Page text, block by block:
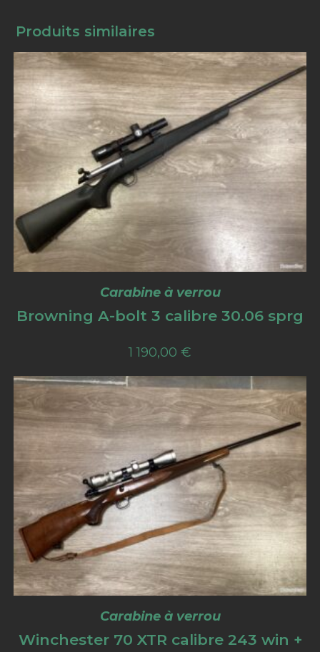
Produits similaires
Carabine à verrou
Browning A-bolt 3 calibre 30.06 sprg
1 190,00 €
Carabine à verrou
Winchester 70 XTR calibre 243 win +